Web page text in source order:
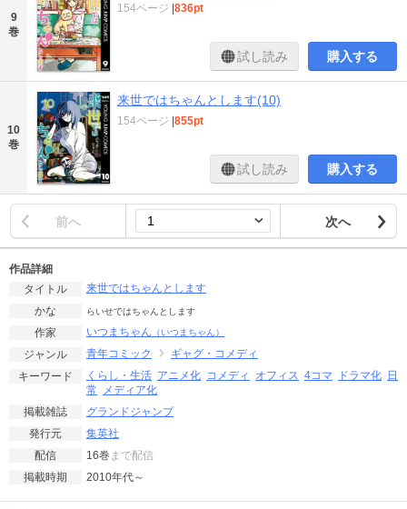
9
巻
154ページ 836pt
試し読み 購入する
10
巻
来世ではちゃんとします(10)
154ページ 855pt
試し読み 購入する
前へ 次へ
作品詳細
タイトル
来世ではちゃんとします
かな
らいせではちゃんとします
作家 いつまちゃん （いつまちゃん）
ジャンル 青年コミック
ギャグ・コメディ
キーワード
くらし・生活 アニメ化 コメディ オフィス 4コマ ドラマ化 日
常
メディア化
掲載雑誌
グランドジャンプ
発行元
集英社
配信
16巻 まで配信
掲載時期
2010年代～